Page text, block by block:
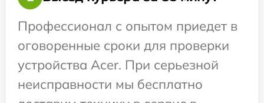
Профессионал с опытом приедет в
оговоренные сроки для проверки
устройства Acer. При серьезной
неисправности мы бесплатно